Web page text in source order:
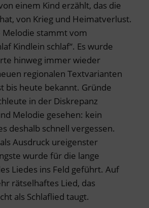
einem Kind erzählt, das die
von Krieg und Heimatverlust.
Melodie stammt vom
Kindlein schlaf“. Es wurde
hinweg immer wieder
regionalen Textvarianten
bis heute bekannt. Gründe
in der Diskrepanz
Melodie gesehen: kein
deshalb schnell vergessen.
Ausdruck ureigenster
wurde für die lange
Liedes ins Feld geführt. Auf
rätselhaftes Lied, das
als Schlaflied taugt.